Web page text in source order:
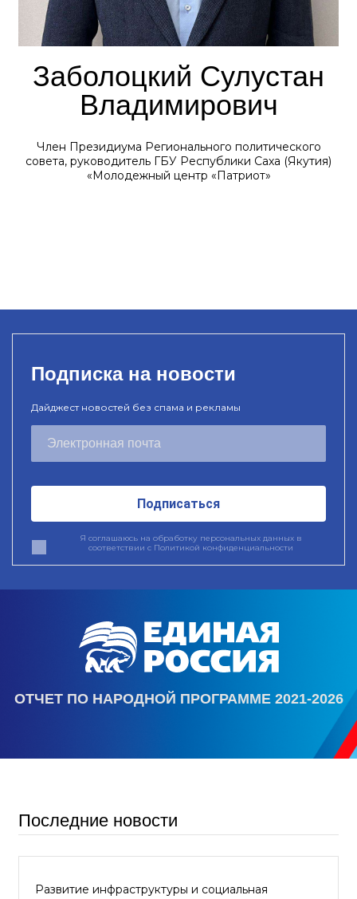
Заболоцкий Сулустан
Владимирович
Член Президиума Регионального политического
совета, руководитель ГБУ Республики Саха (Якутия)
«Молодежный центр «Патриот»
Подписка на новости
Дайджест новостей без спама и рекламы
Подписаться
Я соглашаюсь на обработку персональных данных в
соответствии с Политикой конфиденциальности
ОТЧЕТ ПО НАРОДНОЙ ПРОГРАММЕ 2021-2026
Последние новости
Развитие инфраструктуры и социальная